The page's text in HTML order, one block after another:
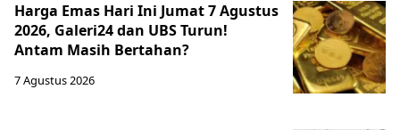
Harga Emas Hari Ini Jumat 7 Agustus
2026, Galeri24 dan UBS Turun!
Antam Masih Bertahan?
7 Agustus 2026